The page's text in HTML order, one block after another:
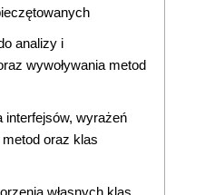
analizy i
wywoływania metod
interfejsów, wyrażeń
oraz klas